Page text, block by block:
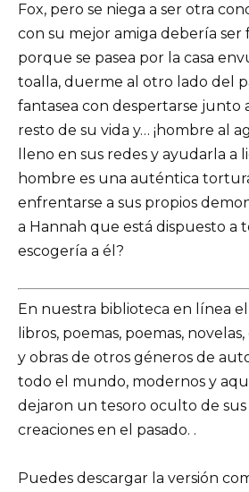
Fox, pero se niega a ser otra
con su mejor amiga debería ser
porque se pasea por la casa
toalla, duerme al otro lado del
fantasea con despertarse junto
resto de su vida y… ¡hombre al
lleno en sus redes y ayudarla a
hombre es una auténtica
enfrentarse a sus propios
a Hannah que está dispuesto a
escogería a él?
En nuestra biblioteca en línea
libros, poemas, poemas,
y obras de otros géneros de
todo el mundo, modernos y
dejaron un tesoro oculto de sus
creaciones en el pasado. .
Puedes descargar la versión